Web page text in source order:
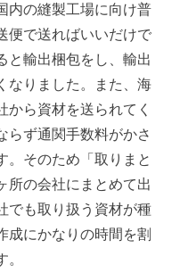
内の縫製工場に向け普
便で送ればいいだけで
と輸出梱包をし、輸出
なりました。また、海
から資材を送られてく
らず通関手数料がかさ
。そのため「取りまと
所の会社にまとめて出
でも取り扱う資材が種
成にかなりの時間を割